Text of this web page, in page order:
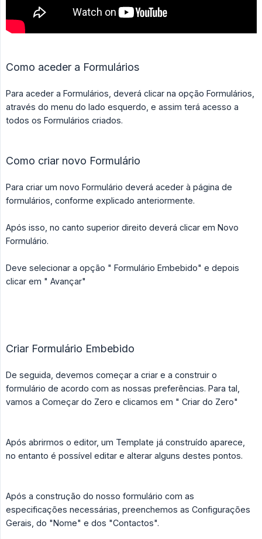
Como aceder a Formulários
Para aceder a Formulários, deverá clicar na opção Formulários,
através do menu do lado esquerdo, e assim terá acesso a
todos os Formulários criados.
Como criar novo Formulário
Para criar um novo Formulário deverá aceder à página de
formulários, conforme explicado anteriormente.
Após isso, no canto superior direito deverá clicar em Novo
Formulário.
Deve selecionar a opção " Formulário Embebido" e depois
clicar em " Avançar"
Criar Formulário Embebido
De seguida, devemos começar a criar e a construir o
formulário de acordo com as nossas preferências. Para tal,
vamos a Começar do Zero e clicamos em " Criar do Zero"
Após abrirmos o editor, um Template já construído aparece,
no entanto é possível editar e alterar alguns destes pontos.
Após a construção do nosso formulário com as
especificações necessárias, preenchemos as Configurações
Gerais, do "Nome" e dos "Contactos".